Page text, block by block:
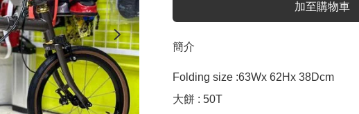
加至購物車
簡介
Folding size :63Wx 62Hx 38Dcm
大餅 : 50T